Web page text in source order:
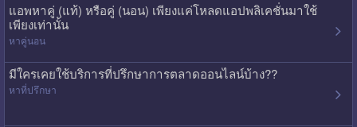
แอพหาคู่ (แท้) หรือคู่ (นอน) เพียงแค่โหลดแอปพลิเคชั่นมาใช้
เพียงเท่านั้น
หาคู่นอน
มีใครเคยใช้บริการที่ปรึกษาการตลาดออนไลน์บ้าง??
หาที่ปรึกษา